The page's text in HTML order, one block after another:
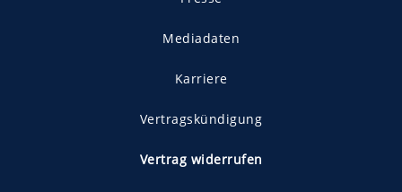
Mediadaten
Karriere
Vertragskündigung
Vertrag widerrufen